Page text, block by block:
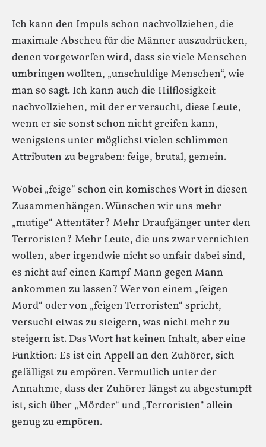
Ich kann den Impuls schon nachvollziehen, die
maximale Abscheu für die Männer auszudrücken,
denen vorgeworfen wird, dass sie viele Menschen
umbringen wollten, „unschuldige Menschen“, wie
man so sagt. Ich kann auch die Hilflosigkeit
nachvollziehen, mit der er versucht, diese Leute,
wenn er sie sonst schon nicht greifen kann,
wenigstens unter möglichst vielen schlimmen
Attributen zu begraben: feige, brutal, gemein.
Wobei „feige“ schon ein komisches Wort in diesen
Zusammenhängen. Wünschen wir uns mehr
„mutige“ Attentäter? Mehr Draufgänger unter den
Terroristen? Mehr Leute, die uns zwar vernichten
wollen, aber irgendwie nicht so unfair dabei sind,
es nicht auf einen Kampf Mann gegen Mann
ankommen zu lassen? Wer von einem „feigen
Mord“ oder von „feigen Terroristen“ spricht,
versucht etwas zu steigern, was nicht mehr zu
steigern ist. Das Wort hat keinen Inhalt, aber eine
Funktion: Es ist ein Appell an den Zuhörer, sich
gefälligst zu empören. Vermutlich unter der
Annahme, dass der Zuhörer längst zu abgestumpft
ist, sich über „Mörder“ und „Terroristen“ allein
genug zu empören.